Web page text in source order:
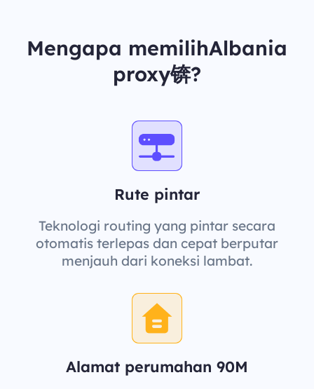
Mengapa memilihAlbania
proxy锛?
Rute pintar
Teknologi routing yang pintar secara
otomatis terlepas dan cepat berputar
menjauh dari koneksi lambat.
Alamat perumahan 90M